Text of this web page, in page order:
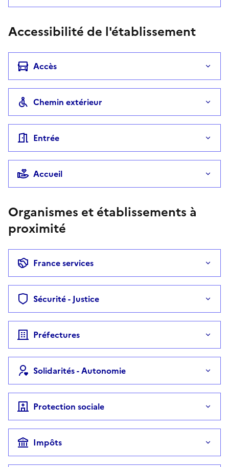
Accessibilité de l'établissement
Accès
Chemin extérieur
Entrée
Accueil
Organismes et établissements à
proximité
France services
Sécurité - Justice
Préfectures
Solidarités - Autonomie
Protection sociale
Impôts